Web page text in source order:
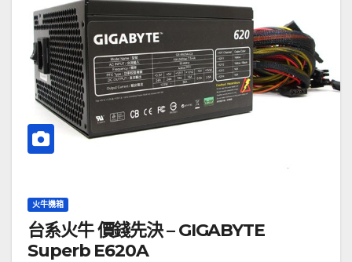
火牛機箱
台系火牛 價錢先決 – GIGABYTE
Superb E620A